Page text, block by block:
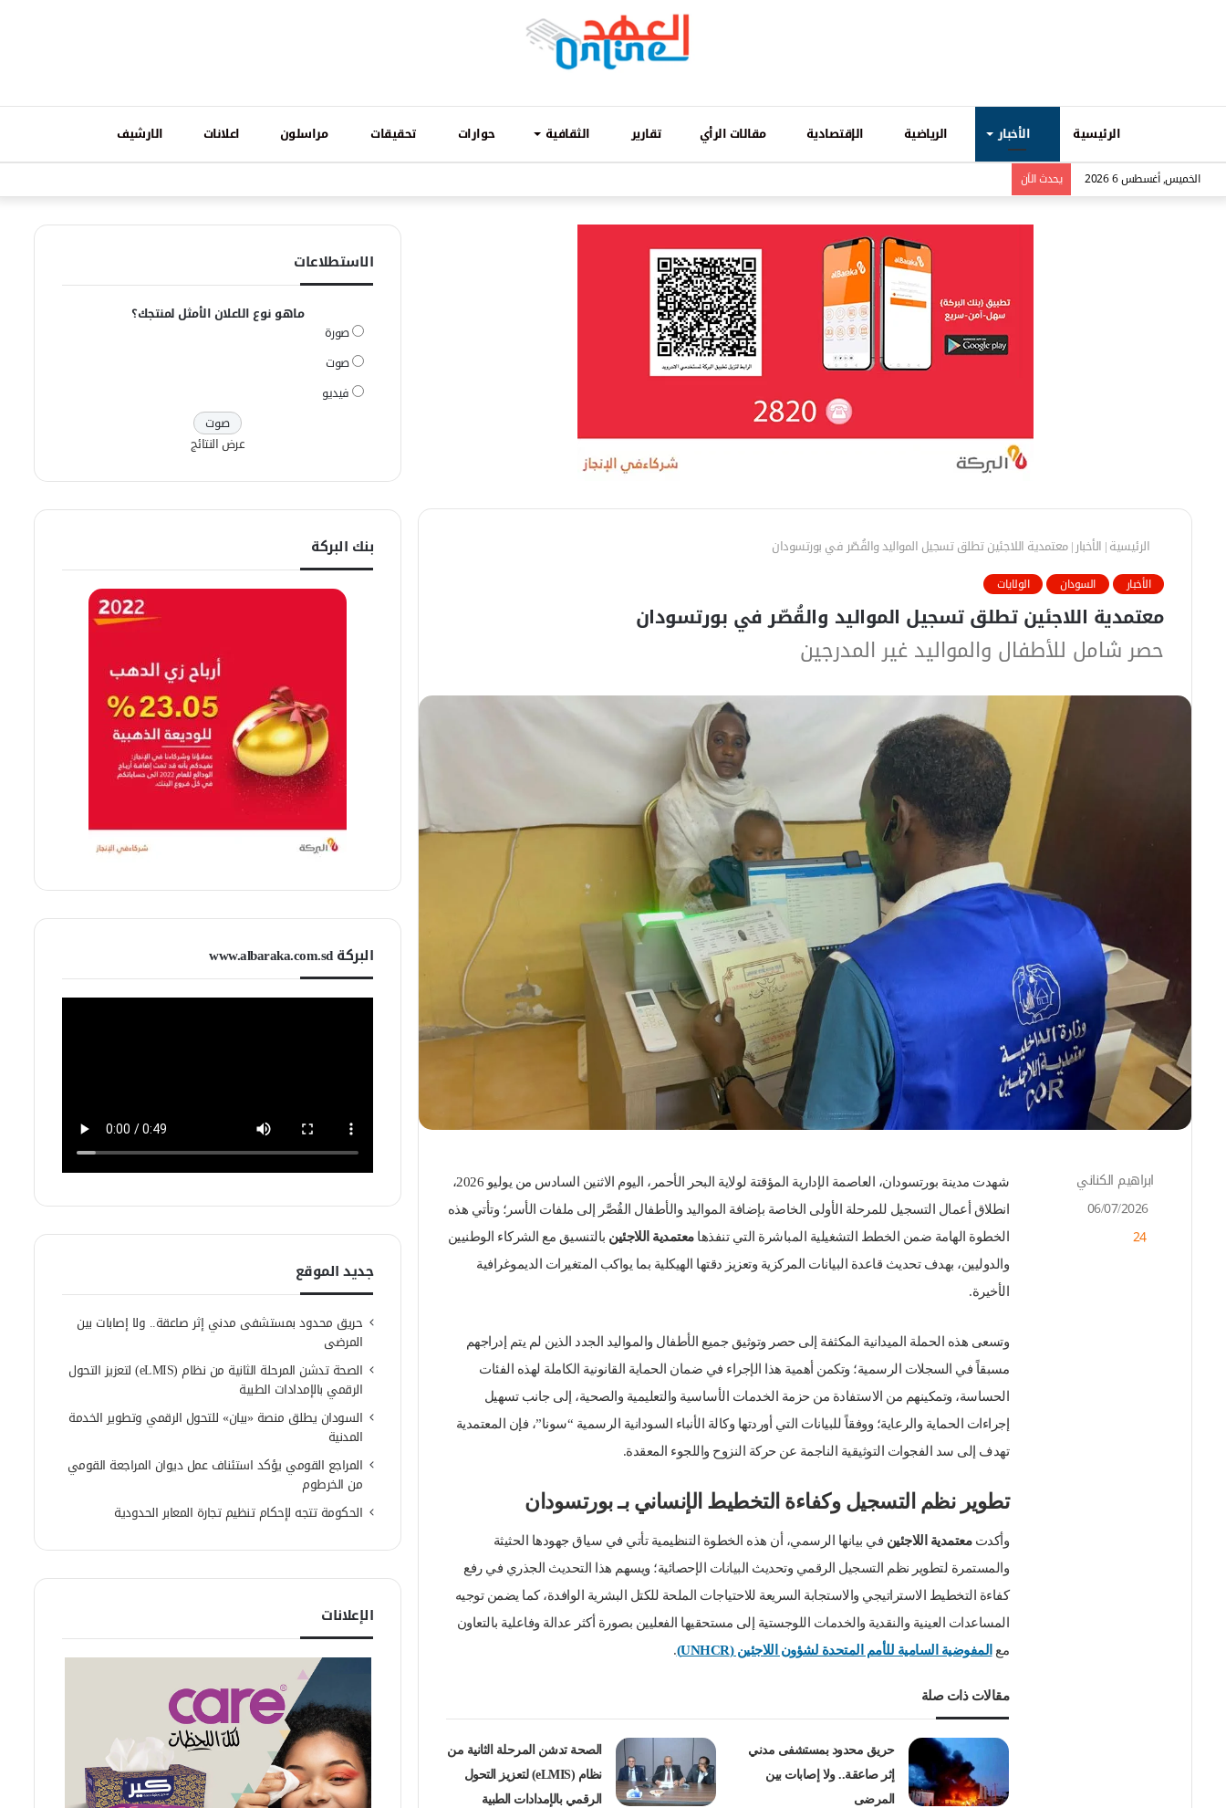
الرئيسية الأخبار الرياضية الإقتصادية مقالات الرأي تقارير الثقافية حوارات تحقيقات مراسلون اعلانات الارشيف
الخميس, أغسطس 6 2026 يحدث الاَن
الرئيسية| الأخبار|معتمدية اللاجئين تطلق تسجيل المواليد والقُصّر في بورتسودان
الأخبار السودان الولايات
معتمدية اللاجئين تطلق تسجيل المواليد والقُصّر في بورتسودان
حصر شامل للأطفال والمواليد غير المدرجين
شهدت مدينة بورتسودان، العاصمة الإدارية المؤقتة لولاية البحر الأحمر، اليوم الاثنين السادس من يوليو 2026،
انطلاق أعمال التسجيل للمرحلة الأولى الخاصة بإضافة المواليد والأطفال القُصَّر إلى ملفات الأسر؛ وتأتي هذه
الخطوة الهامة ضمن الخطط التشغيلية المباشرة التي تنفذهامعتمدية اللاجئين بالتنسيق مع الشركاء الوطنيين
والدوليين، بهدف تحديث قاعدة البيانات المركزية وتعزيز دقتها الهيكلية بما يواكب المتغيرات الديموغرافية
الأخيرة.
وتسعى هذه الحملة الميدانية المكثفة إلى حصر وتوثيق جميع الأطفال والمواليد الجدد الذين لم يتم إدراجهم
مسبقاً في السجلات الرسمية؛ وتكمن أهمية هذا الإجراء في ضمان الحماية القانونية الكاملة لهذه الفئات
الحساسة، وتمكينهم من الاستفادة من حزمة الخدمات الأساسية والتعليمية والصحية، إلى جانب تسهيل
إجراءات الحماية والرعاية؛ ووفقاً للبيانات التي أوردتها وكالة الأنباء السودانية الرسمية “سونا”، فإن المعتمدية
تهدف إلى سد الفجوات التوثيقية الناجمة عن حركة النزوح واللجوء المعقدة.
تطوير نظم التسجيل وكفاءة التخطيط الإنساني بـ بورتسودان
وأكدتمعتمدية اللاجئين في بيانها الرسمي، أن هذه الخطوة التنظيمية تأتي في سياق جهودها الحثيثة
والمستمرة لتطوير نظم التسجيل الرقمي وتحديث البيانات الإحصائية؛ ويسهم هذا التحديث الجذري في رفع
كفاءة التخطيط الاستراتيجي والاستجابة السريعة للاحتياجات الملحة للكتل البشرية الوافدة، كما يضمن توجيه
المساعدات العينية والنقدية والخدمات اللوجستية إلى مستحقيها الفعليين بصورة أكثر عدالة وفاعلية بالتعاون
مع المفوضية السامية للأمم المتحدة لشؤون اللاجئين (UNHCR) .
مقالات ذات صلة
حريق محدود بمستشفى مدني
إثر صاعقة.. ولا إصابات بين
المرضى
الصحة تدشن المرحلة الثانية من
نظام (eLMIS) لتعزيز التحول
الرقمي بالإمدادات الطبية
ابراهيم الكناني
06/07/2026
24
الاستطلاعات
ماهو نوع الاعلان الأمثل لمنتجك؟
صورة
صوت
فيديو
عرض النتائج
بنك البركة
البركة www.albaraka.com.sd
جديد الموقع
حريق محدود بمستشفى مدني إثر صاعقة.. ولا إصابات بين
المرضى
الصحة تدشن المرحلة الثانية من نظام (eLMIS) لتعزيز التحول
الرقمي بالإمدادات الطبية
السودان يطلق منصة «بيان» للتحول الرقمي وتطوير الخدمة
المدنية
المراجع القومي يؤكد استئناف عمل ديوان المراجعة القومي
من الخرطوم
الحكومة تتجه لإحكام تنظيم تجارة المعابر الحدودية
الإعلانات